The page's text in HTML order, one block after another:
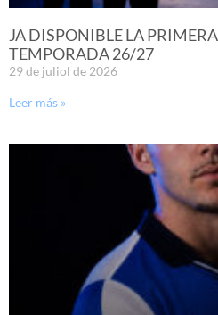
JA DISPONIBLE LA
TEMPORADA 26/27
29 de juliol de 2026
Leer más »